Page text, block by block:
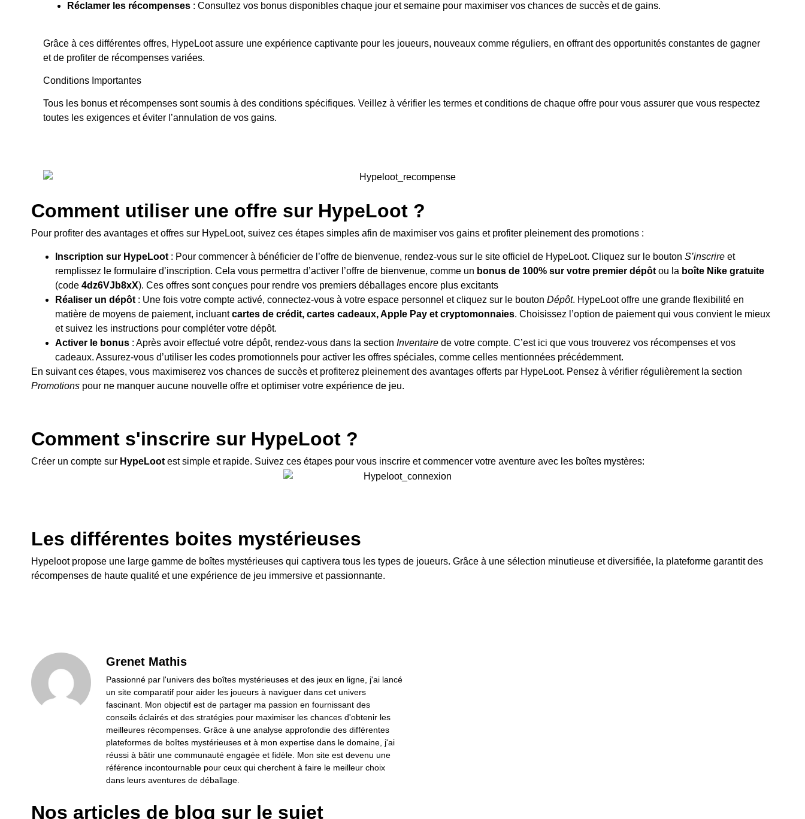
Réclamer les récompenses : Consultez vos bonus disponibles chaque jour et semaine pour maximiser vos chances de succès et de gains.
Grâce à ces différentes offres, HypeLoot assure une expérience captivante pour les joueurs, nouveaux comme réguliers, en offrant des opportunités constantes de gagner
et de profiter de récompenses variées.
Conditions Importantes
Tous les bonus et récompenses sont soumis à des conditions spécifiques. Veillez à vérifier les termes et conditions de chaque offre pour vous assurer que vous respectez
toutes les exigences et éviter l’annulation de vos gains.
Comment utiliser une offre sur HypeLoot ?
Pour profiter des avantages et offres sur HypeLoot, suivez ces étapes simples afin de maximiser vos gains et profiter pleinement des promotions :
Inscription sur HypeLoot : Pour commencer à bénéficier de l’offre de bienvenue, rendez-vous sur le site officiel de HypeLoot. Cliquez sur le bouton S’inscrire et
remplissez le formulaire d’inscription. Cela vous permettra d’activer l’offre de bienvenue, comme un bonus de 100% sur votre premier dépôt ou la boîte Nike gratuite
(code 4dz6VJb8xX). Ces offres sont conçues pour rendre vos premiers déballages encore plus excitants
Réaliser un dépôt : Une fois votre compte activé, connectez-vous à votre espace personnel et cliquez sur le bouton Dépôt. HypeLoot offre une grande flexibilité en
matière de moyens de paiement, incluantcartes de crédit, cartes cadeaux, Apple Pay et cryptomonnaies. Choisissez l’option de paiement qui vous convient le mieux
et suivez les instructions pour compléter votre dépôt.
Activer le bonus : Après avoir effectué votre dépôt, rendez-vous dans la section Inventaire de votre compte. C’est ici que vous trouverez vos récompenses et vos
cadeaux. Assurez-vous d’utiliser les codes promotionnels pour activer les offres spéciales, comme celles mentionnées précédemment.
En suivant ces étapes, vous maximiserez vos chances de succès et profiterez pleinement des avantages offerts par HypeLoot. Pensez à vérifier régulièrement la section
Promotions pour ne manquer aucune nouvelle offre et optimiser votre expérience de jeu.
Comment s'inscrire sur HypeLoot ?
Créer un compte sur HypeLoot est simple et rapide. Suivez ces étapes pour vous inscrire et commencer votre aventure avec les boîtes mystères:
Les différentes boites mystérieuses
Hypeloot propose une large gamme de boîtes mystérieuses qui captivera tous les types de joueurs. Grâce à une sélection minutieuse et diversifiée, la plateforme garantit des
récompenses de haute qualité et une expérience de jeu immersive et passionnante.
Grenet Mathis
Passionné par l'univers des boîtes mystérieuses et des jeux en ligne, j'ai lancé
un site comparatif pour aider les joueurs à naviguer dans cet univers
fascinant. Mon objectif est de partager ma passion en fournissant des
conseils éclairés et des stratégies pour maximiser les chances d'obtenir les
meilleures récompenses. Grâce à une analyse approfondie des différentes
plateformes de boîtes mystérieuses et à mon expertise dans le domaine, j'ai
réussi à bâtir une communauté engagée et fidèle. Mon site est devenu une
référence incontournable pour ceux qui cherchent à faire le meilleur choix
dans leurs aventures de déballage.
Nos articles de blog sur le sujet